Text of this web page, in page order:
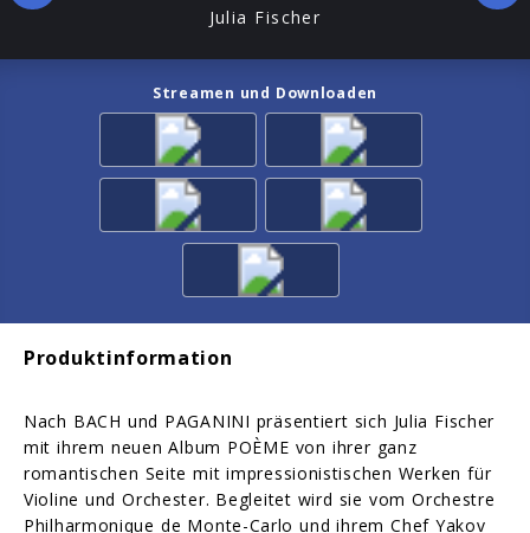
Julia Fischer
Streamen und Downloaden
Produktinformation
Nach BACH und PAGANINI präsentiert sich Julia Fischer
mit ihrem neuen Album POÈME von ihrer ganz
romantischen Seite mit impressionistischen Werken für
Violine und Orchester. Begleitet wird sie vom Orchestre
Philharmonique de Monte-Carlo und ihrem Chef Yakov